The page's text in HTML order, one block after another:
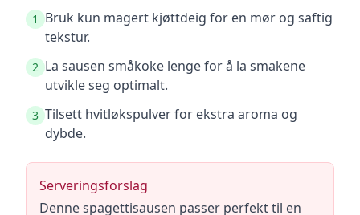
1
Bruk kun magert kjøttdeig for en mør og saftig
tekstur.
2 La sausen småkoke lenge for å la smakene
utvikle seg optimalt.
3 Tilsett hvitløkspulver for ekstra aroma og
dybde.
Serveringsforslag
Denne spagettisausen passer perfekt til en